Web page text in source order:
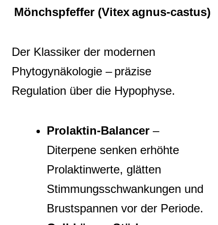
Mönchspfeffer (Vitex agnus‑castus)
Der Klassiker der modernen
Phytogynäkologie – präzise
Regulation über die Hypophyse.
Prolaktin‑Balancer–
Diterpene senken erhöhte
Prolaktinwerte, glätten
Stimmungsschwankungen und
Brustspannen vor der Periode.